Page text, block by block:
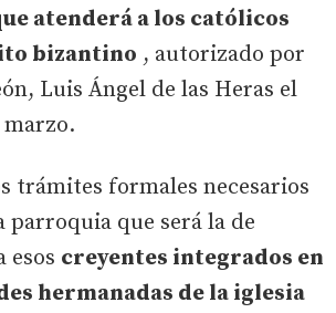
atenderá a los católicos
bizantino , autorizado por
Luis Ángel de las Heras el
marzo.
trámites formales necesarios
parroquia que será la de
esos creyentes integrados en
hermanadas de la iglesia